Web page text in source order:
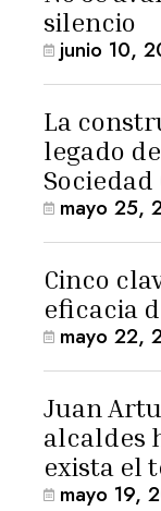
silencio
junio 10,
La
legado
Sociedad
mayo 25,
Cinco
eficacia
mayo 22,
Juan
alcaldes
exista el
mayo 19,